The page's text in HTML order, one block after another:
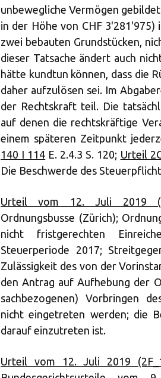
unbewegliche Vermögen
in der Höhe von CHF
zwei bebauten Grundstücken,
dieser Tatsache ändert auch
hätte kundtun können, dass die
daher aufzulösen sei. Im
der Rechtskraft teil. Die
auf denen die rechtskräftige
einem späteren Zeitpunkt
140 I 114 E. 2.4.3 S. 120; Urteil
Die Beschwerde des
Urteil vom 12. Juli 2019
Ordnungsbusse (Zürich);
nicht fristgerechten
Steuerperiode 2017;
Zulässigkeit des von der
den Antrag auf Aufhebung der
sachbezogenen) Vorbringen
nicht eingetreten werden; die
darauf einzutreten ist.
Urteil vom 12. Juli 2019